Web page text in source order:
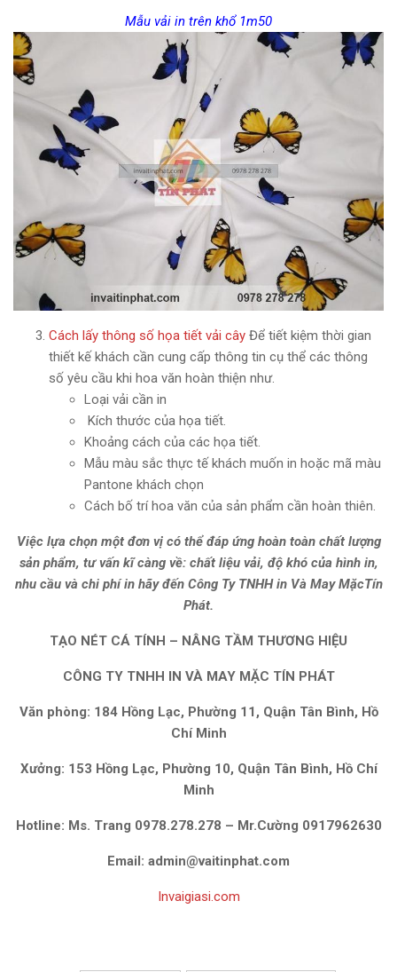
Mẫu vải in trên khổ 1m50
Cách lấy thông số họa tiết vải cây Để tiết kiệm thời gian
thiết kế khách cần cung cấp thông tin cụ thể các thông
số yêu cầu khi hoa văn hoàn thiện như.
Loại vải cần in
Kích thước của họa tiết.
Khoảng cách của các họa tiết.
Mẫu màu sắc thực tế khách muốn in hoặc mã màu
Pantone khách chọn
Cách bố trí hoa văn của sản phẩm cần hoàn thiên.
Việc lựa chọn một đơn vị có thể đáp ứng hoàn toàn chất lượng
sản phẩm, tư vấn kĩ càng về: chất liệu vải, độ khó của hình in,
nhu cầu và chi phí in hãy đến Công Ty TNHH in Và May MặcTín
Phát.
TẠO NÉT CÁ TÍNH – NÂNG TẦM THƯƠNG HIỆU
CÔNG TY TNHH IN VÀ MAY MẶC TÍN PHÁT
Văn phòng: 184 Hồng Lạc, Phường 11, Quận Tân Bình, Hồ
Chí Minh
Xưởng: 153 Hồng Lạc, Phường 10, Quận Tân Bình, Hồ Chí
Minh
Hotline: Ms. Trang 0978.278.278 – Mr.Cường 0917962630
Email: admin@vaitinphat.com
Invaigiasi.com